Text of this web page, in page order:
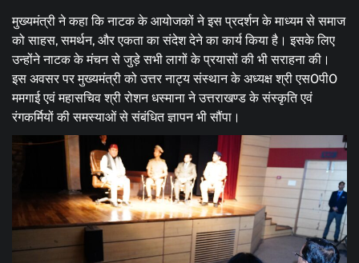
मुख्यमंत्री ने कहा कि नाटक के आयोजकों ने इस प्रदर्शन के माध्यम से समाज
को साहस, समर्थन, और एकता का संदेश देने का कार्य किया है। इसके लिए
उन्होंने नाटक के मंचन से जुड़े सभी लागों के प्रयासों की भी सराहना की।
इस अवसर पर मुख्यमंत्री को उत्तर नाट्य संस्थान के अध्यक्ष श्री एस0पी0
ममगाई एवं महासचिव श्री रोशन धस्माना ने उत्तराखण्ड के संस्कृति एवं
रंगकर्मियों की समस्याओं से संबंधित ज्ञापन भी सौंपा।